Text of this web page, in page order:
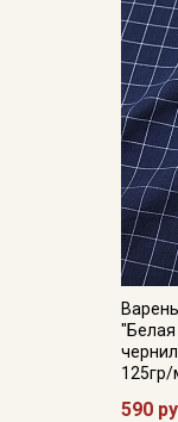
"Белая
125гр/
590